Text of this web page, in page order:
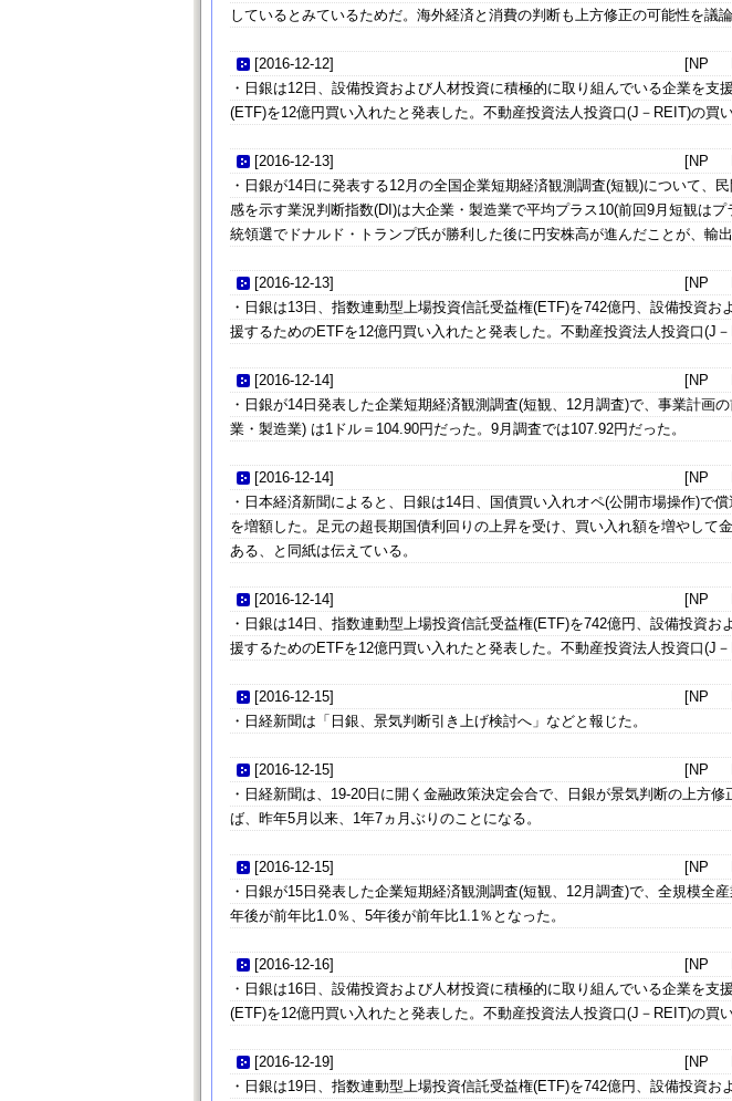
しているとみているためだ。海外経済と消費の判断も上方修正の可能性を議
[2016-12-12]
[NP
・日銀は12日、設備投資および人材投資に積極的に取り組んでいる企業を支
(ETF)を12億円買い入れたと発表した。不動産投資法人投資口(J－REIT)の買
[2016-12-13]
[NP
・日銀が14日に発表する12月の全国企業短期経済観測調査(短観)について、
感を示す業況判断指数(DI)は大企業・製造業で平均プラス10(前回9月短観は
統領選でドナルド・トランプ氏が勝利した後に円安株高が進んだことが、輸
[2016-12-13]
[NP
・日銀は13日、指数連動型上場投資信託受益権(ETF)を742億円、設備投資
援するためのETFを12億円買い入れたと発表した。不動産投資法人投資口(J－
[2016-12-14]
[NP
・日銀が14日発表した企業短期経済観測調査(短観、12月調査)で、事業計画
業・製造業) は1ドル＝104.90円だった。9月調査では107.92円だった。
[2016-12-14]
[NP
・日本経済新聞によると、日銀は14日、国債買い入れオペ(公開市場操作)で
を増額した。足元の超長期国債利回りの上昇を受け、買い入れ額を増やして
ある、と同紙は伝えている。
[2016-12-14]
[NP
・日銀は14日、指数連動型上場投資信託受益権(ETF)を742億円、設備投資
援するためのETFを12億円買い入れたと発表した。不動産投資法人投資口(J－
[2016-12-15]
[NP
・日経新聞は「日銀、景気判断引き上げ検討へ」などと報じた。
[2016-12-15]
[NP
・日経新聞は、19-20日に開く金融政策決定会合で、日銀が景気判断の上方
ば、昨年5月以来、1年7ヵ月ぶりのことになる。
[2016-12-15]
[NP
・日銀が15日発表した企業短期経済観測調査(短観、12月調査)で、全規模全
年後が前年比1.0％、5年後が前年比1.1％となった。
[2016-12-16]
[NP
・日銀は16日、設備投資および人材投資に積極的に取り組んでいる企業を支
(ETF)を12億円買い入れたと発表した。不動産投資法人投資口(J－REIT)の買
[2016-12-19]
[NP
・日銀は19日、指数連動型上場投資信託受益権(ETF)を742億円、設備投資